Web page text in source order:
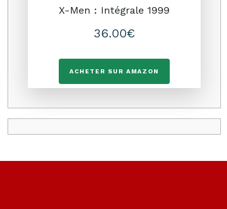
X-Men : Intégrale 1999
36.00€
ACHETER SUR AMAZON